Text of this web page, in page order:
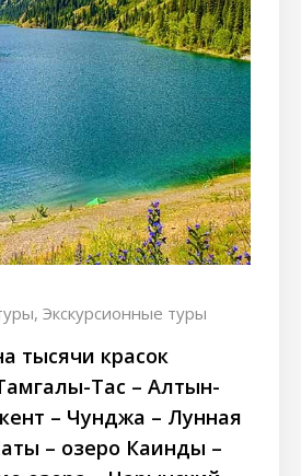
Экскурсионные туры
тысячи красок
Таc – Алтын-
– Чунджа – Лунная
– озеро Каинды –